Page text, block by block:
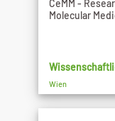
CeMM -
Molecular
Wien